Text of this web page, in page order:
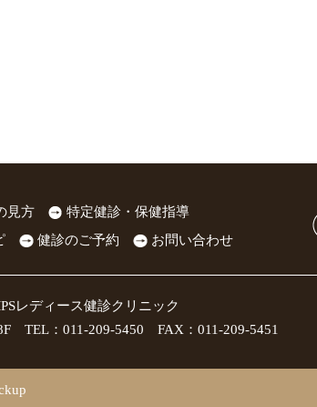
見方
特定健診・保健指導
健診のご予約 お問い合わせ
レディース健診クリニック
TEL：011-209-5450 FAX：011-209-5451